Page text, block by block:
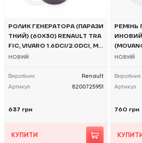
РОЛИК ГЕНЕРАТОРА (ПАРАЗИ
ТНИЙ) (60Х30) RENAULT TRA
FIC, VIVARO 1.6DCI/2.0DCI, M9
R/G9U/R9M 06->, - 82007259
НОВИЙ
Виробник
Renault
Артикул
8200725951
637 грн
КУПИТИ
РЕМІНЬ
ИНОВИЙ
K1687S
НОВИЙ
Виробник
Артикул
760 грн